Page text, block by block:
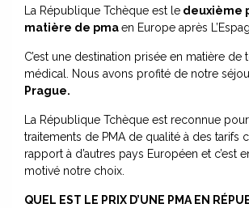
La République Tchèque est le deuxième
matière de pmaen Europe après
C’est une destination prisée en matière de
médical. Nous avons profité de notre
Prague.
La République Tchèque est reconnue
traitements de PMA de qualité à des tarifs
rapport à d’autres pays Européen et c’est
motivé notre choix.
QUEL EST LE PRIX D’UNE PMA EN